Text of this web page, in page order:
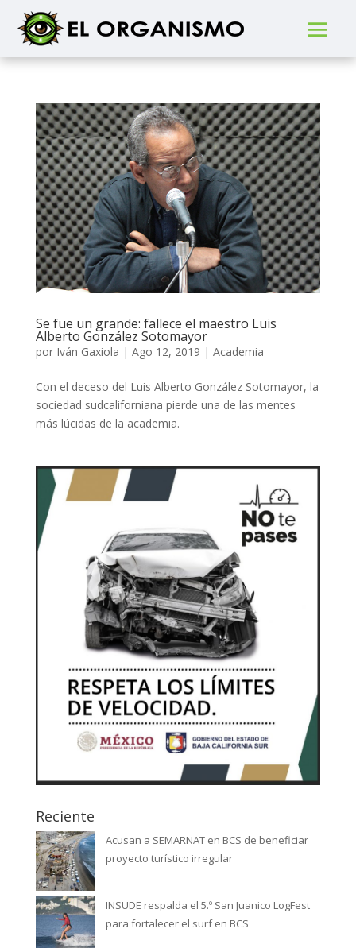
Se fue un grande: fallece el maestro Luis
Alberto González Sotomayor
por Iván Gaxiola | Ago 12, 2019 | Academia
Con el deceso del Luis Alberto González Sotomayor, la
sociedad sudcaliforniana pierde una de las mentes
más lúcidas de la academia.
Reciente
Acusan a SEMARNAT en BCS de beneficiar
proyecto turístico irregular
INSUDE respalda el 5.º San Juanico LogFest
para fortalecer el surf en BCS